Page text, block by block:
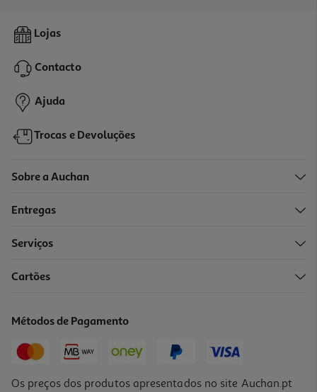
Ar Condicionado Fixo Beko Behpp 120 A++/a+++ 12000btu's
539,99 €
-6%
Price reduced from
479,99 €to
Promoção
Lojas
Contacto
Ajuda
Trocas e Devoluções
Sobre a Auchan
Entregas
Serviços
Cartões
Métodos de Pagamento
Os preços dos produtos apresentados no site Auchan.pt